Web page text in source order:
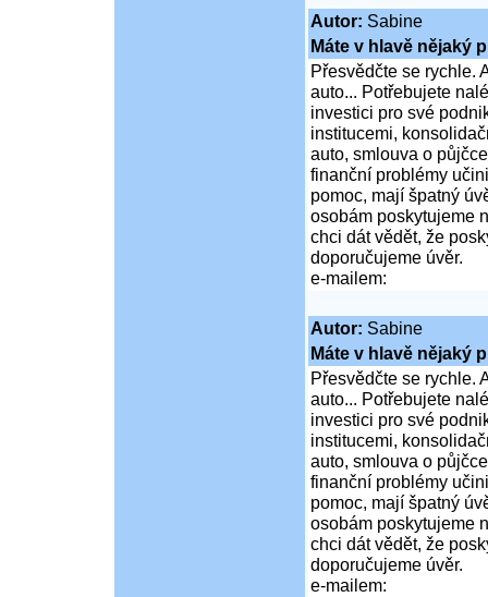
Autor: Sabine
Máte v hlavě nějaký
Přesvědčte se rychle.
auto... Potřebujete
investici pro své
institucemi,
auto, smlouva o
finanční problémy
pomoc, mají špatný
osobám poskytujeme
chci dát vědět, že
doporučujeme úvěr.
e-mailem:
Autor: Sabine
Máte v hlavě nějaký
Přesvědčte se rychle.
auto... Potřebujete
investici pro své
institucemi,
auto, smlouva o
finanční problémy
pomoc, mají špatný
osobám poskytujeme
chci dát vědět, že
doporučujeme úvěr.
e-mailem: